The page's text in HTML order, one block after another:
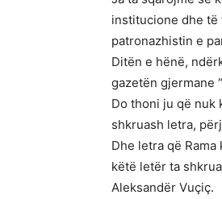
institucione dhe të
patronazhistin e
Ditën e hënë,
gazetën gjermane
Do thoni ju që nuk
shkruash letra,
Dhe letra që
këtë letër ta
Aleksandër Vuçiç.